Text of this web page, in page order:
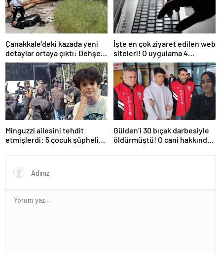
Çanakkale’deki kazada yeni
detaylar ortaya çıktı: Dehşet
kamyonunun suç dosyası
kabarık!
İşte en çok ziyaret edilen web
siteleri! O uygulama 4
basamak birden yükseldi: İlk
sırada…
Minguzzi ailesini tehdit
etmişlerdi: 5 çocuk şüpheli
oldu
Gülden’i 30 bıçak darbesiyle
öldürmüştü! O cani hakkında
donduran detaylar…